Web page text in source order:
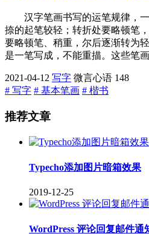
汉字笔画书写的运笔规律，
捺的起笔较轻；转折处要略顿笔
要略顿笔、稍重，尔后逐渐转为
是一笔写成，不能重描。这些笔
2021-04-12 写字 微言心语 148
# 写字 # 基本笔画 # 楷书
推荐文章
Typecho添加图片暗箱效果
2019-12-25
WordPress 评论回复邮件通